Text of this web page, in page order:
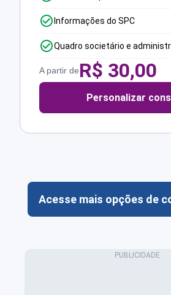
Informações do SPC
Quadro societário e
A partir deR$ 30,00
Personalizar
Acesse mais opções de